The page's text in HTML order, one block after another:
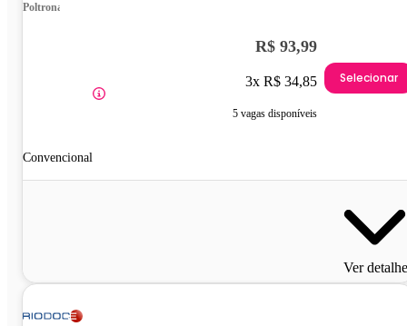
Poltrona
Convencional
R$ 93,99
3x R$ 34,85
5 vagas disponíveis
Selecionar
Ver